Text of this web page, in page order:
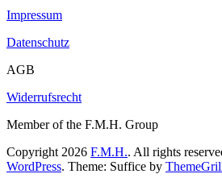
Impressum
Datenschutz
AGB
Widerrufsrecht
Member of the F.M.H. Group
Copyright 2026 F.M.H.. All rights
WordPress. Theme: Suffice by